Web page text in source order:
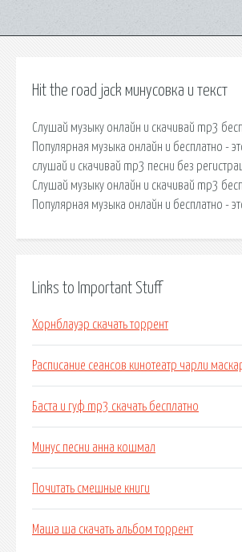
Hit the road jack минусовка и текст
Слушай музыку онлайн и скачивай mp3
Популярная музыка онлайн и бесплатно -
слушай и скачивай mp3 песни без
Слушай музыку онлайн и скачивай mp3
Популярная музыка онлайн и бесплатно -
Links to Important Stuff
Хорнблауэр скачать торрент
Расписание сеансов кинотеатр чарли
Баста и гуф mp3 скачать бесплатно
Минус песни анна кошмал
Почитать смешные книги
Маша ша скачать альбом торрент